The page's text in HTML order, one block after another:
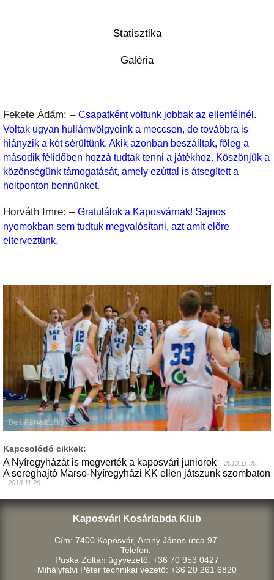
Statisztika
Galéria
Fekete Ádám: – Csapatként voltunk jobbak az ellenfélnél.
Voltak ugyan hullámvölgyeink a meccsen, de továbbra is
hiányzik a két sérültünk. Akik azonban beszálltak, főleg a
második félidőben hozzá tudtak tenni a játékhoz. Köszönjük a
közönségünk támogatását, amely ezúttal is átsegített a
holtponton bennünket.
Horváth Imre: – Gratulálok a Kaposvárnak! Sajnos
nyomokban sem tudtuk megvalósítani, azt amit előre
elterveztünk.
Kapcsolódó cikkek:
A Nyíregyházát is megverték a kaposvári juniorok 2013.11.30.
A sereghajtó Marso-Nyíregyházi KK ellen játszunk szombaton
2013.11.29.
Kaposvári Kosárlabda Klub
Cím: 7400 Kaposvár, Arany János utca 97.
Telefon:
Puska Zoltán ügyvezető: +36 70 953 0427
Mihályfalvi Péter technikai vezető: +36 20 261 6820